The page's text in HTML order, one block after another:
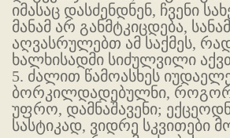
იმასაც დასძენდნენ, ჩვენი
მანამ არ განმტკიცდება,
აღვასრულებთ ამ საქმეს,
ხალხისადმი სიძულვილი
5. ძალით წამოასხეს
ბორკილდადებულნი,
უფრო, დამნაშავენი;
სასტიკად, ვიდრე სკვითები